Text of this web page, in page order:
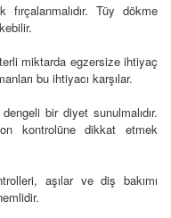
Tüy dökme
miktarda egzersize ihtiyaç
bu ihtiyacı karşılar.
bir diyet sunulmalıdır.
kontrolüne dikkat etmek
aşılar ve diş bakımı